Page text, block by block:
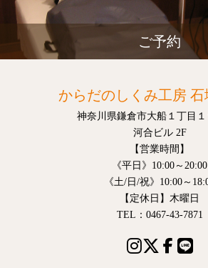
ご予約
からだのしくみ工房
神奈川県鎌倉市大船１丁目１
河合ビル 2F
【営業時間】
《平日》10:00～20:00
《土/日/祝》10:00～
【定休日】木曜日
TEL：0467-43-7871